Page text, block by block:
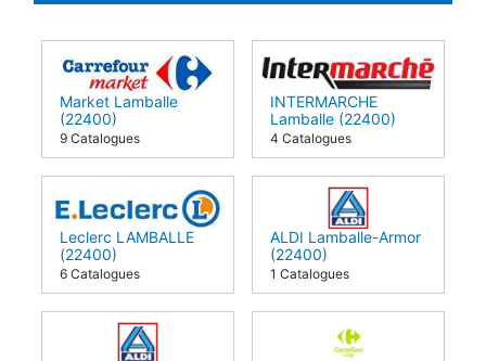
Market Lamballe
(22400)
9 Catalogues
INTERMARCHE
Lamballe (22400)
4 Catalogues
Leclerc LAMBALLE
(22400)
6 Catalogues
ALDI Lamballe-Armor
(22400)
1 Catalogues